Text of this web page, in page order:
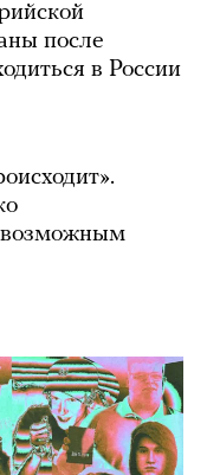
после
в России
возможным